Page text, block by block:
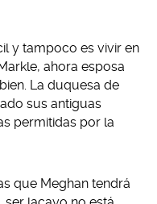
y tampoco es vivir en
ahora esposa
La duquesa de
sus antiguas
permitidas por la
que Meghan tendrá